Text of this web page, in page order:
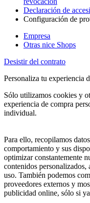
Declaración de
Configuración de
Empresa
Otras nice Shops
Desistir del contrato
Personaliza tu experiencia
Sólo utilizamos cookies y
experiencia de compra
individual.
Para ello, recopilamos
comportamiento y sus
optimizar constantemente
contenidos personalizados,
uso. También podemos
proveedores externos y
publicidad online, sólo si